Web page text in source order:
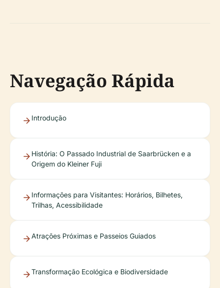
Navegação Rápida
Introdução
História: O Passado Industrial de Saarbrücken e a
Origem do Kleiner Fuji
Informações para Visitantes: Horários, Bilhetes,
Trilhas, Acessibilidade
Atrações Próximas e Passeios Guiados
Transformação Ecológica e Biodiversidade